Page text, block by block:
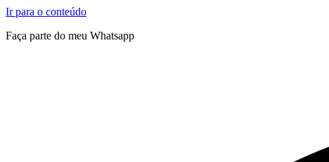
Ir para o conteúdo
Faça parte do meu Whatsapp